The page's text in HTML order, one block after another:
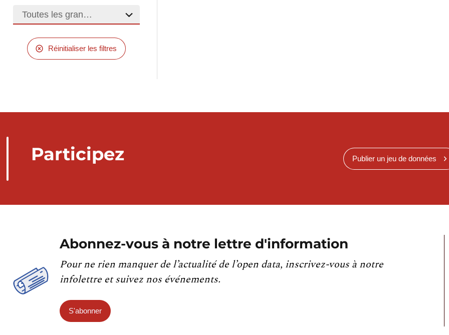
Toutes les granularités
Réinitialiser les filtres
Participez Publier un jeu de données
Abonnez-vous à notre lettre d'information
Pour ne rien manquer de l’actualité de l’open data, inscrivez-vous à notre
infolettre et suivez nos événements.
S'abonner